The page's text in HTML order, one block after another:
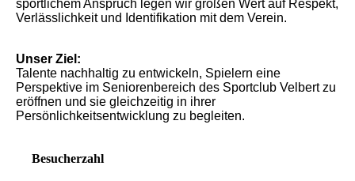
sportlichem Anspruch legen wir großen Wert auf Respekt,
Verlässlichkeit und Identifikation mit dem Verein.
Unser Ziel:
Talente nachhaltig zu entwickeln, Spielern eine
Perspektive im Seniorenbereich des Sportclub Velbert zu
eröffnen und sie gleichzeitig in ihrer
Persönlichkeitsentwicklung zu begleiten.
Besucherzahl